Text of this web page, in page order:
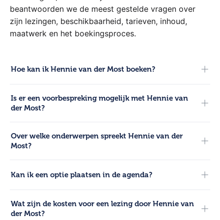
Ondernemer met een eigen imperium!
vorenstaande wet voortvloeiende
regelingen en bepalingen in acht genomen.
Dit betekent onder andere dat bij het
onderzoek&nbsp;de beginselen van
beantwoorden we de meest gestelde vragen over
zijn lezingen, beschikbaarheid, tarieven, inhoud,
maatwerk en het boekingsproces.
Hoe kan ik Hennie van der Most boeken?
adviseurs. Bel 0321-317 121, start een chat via de website
of mail naar info@hetsprekersburo.nl.
Is er een voorbespreking mogelijk met Hennie van
der Most?
inhoudelijke voorbespreking. Hierin stem je de
kernboodschap en de doelgroep rechtstreeks af met
Hennie.
Over welke onderwerpen spreekt Hennie van der
Most?
contact op voor een overzicht van de meest actuele
lezingen.
Kan ik een optie plaatsen in de agenda?
de agenda van Hennie. Dit geeft tijd om intern de knoop
door te hakken zonder dat de datum wordt vergeven.
Wat zijn de kosten voor een lezing door Hennie van
der Most?